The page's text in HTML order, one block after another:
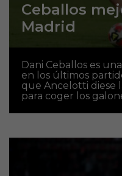
Ceballos
Madrid
Dani Ceballos es
en los últimos
que Ancelotti diese
para coger los